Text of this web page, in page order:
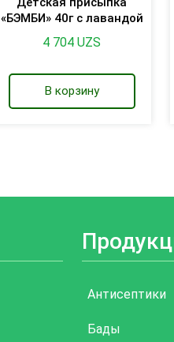
«БЭМБИ» 40г с лавандой
4 704UZS
В корзину
Антисептики
Бады